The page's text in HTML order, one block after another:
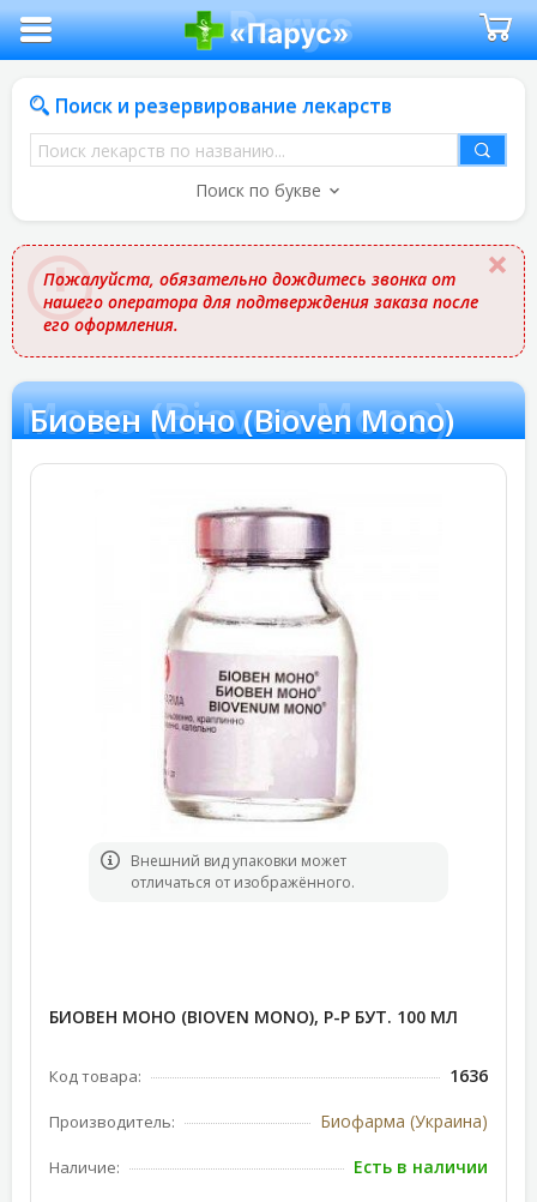
Поиск и резервирование лекарств
Поиск
лекарств
названию
Поиск по букве
Пожалуйста, обязательно дождитесь звонка от
нашего оператора для подтверждения заказа после
его оформления.
Моно (Bioven Mono)
Биовен Моно (Bioven Mono)
Bнешний вид упаковки может
отличаться от изображённого.
БИОВЕН МОНО (BIOVEN MONO), Р-Р БУТ. 100 МЛ
Код товара: 1636
Производитель: Биофарма (Украина)
Наличие:
Есть в наличии